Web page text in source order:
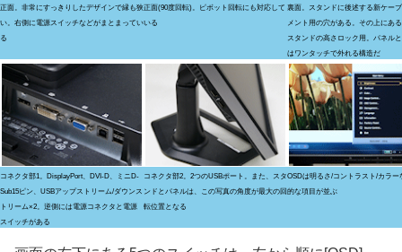
正面。非常にすっきりしたデザインで縁も狭
い。右側に電源スイッチなどがまとまってい
る
正面(90度回転)。ピボット回転にも対応して
いる
裏面。スタンドに後述する新ケー
メント用の穴がある。その上にあ
スタンドの高さロック用。パネル
はワンタッチで外れる構造だ
コネクタ部1。DisplayPort、DVI-D、ミニD-
Sub15ピン、USBアップストリーム/ダウンス
トリーム×2。逆側には電源コネクタと電源
スイッチがある
コネクタ部2。2つのUSBポート。また、スタ
ンドとパネルは、この写真の角度が最大の回
転位置となる
OSDは明るさ/コントラスト/カラー
的な項目が並ぶ